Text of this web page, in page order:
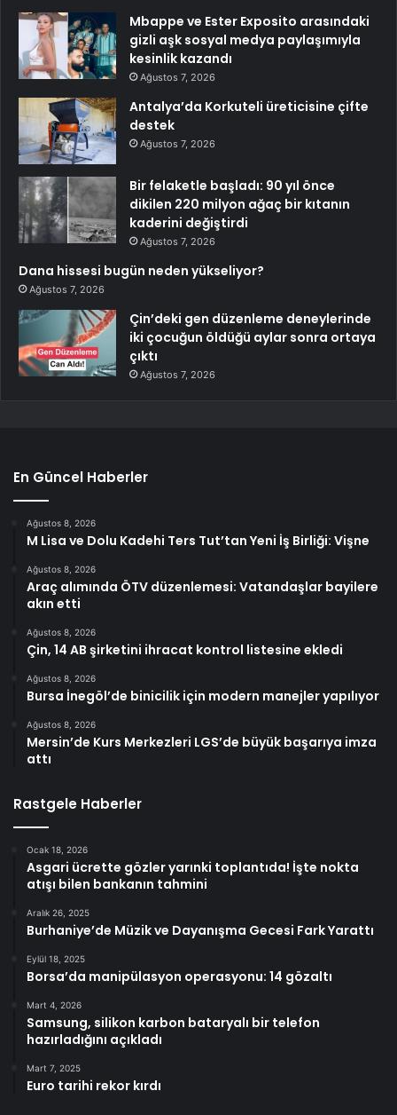
Mbappe ve Ester Exposito arasındaki
gizli aşk sosyal medya paylaşımıyla
kesinlik kazandı
Ağustos 7, 2026
Antalya’da Korkuteli üreticisine çifte
destek
Ağustos 7, 2026
Bir felaketle başladı: 90 yıl önce
dikilen 220 milyon ağaç bir kıtanın
kaderini değiştirdi
Ağustos 7, 2026
Dana hissesi bugün neden yükseliyor?
Ağustos 7, 2026
Çin’deki gen düzenleme deneylerinde
iki çocuğun öldüğü aylar sonra ortaya
çıktı
Ağustos 7, 2026
En Güncel Haberler
Ağustos 8, 2026
M Lisa ve Dolu Kadehi Ters Tut’tan Yeni İş Birliği: Vişne
Ağustos 8, 2026
Araç alımında ÖTV düzenlemesi: Vatandaşlar bayilere
akın etti
Ağustos 8, 2026
Çin, 14 AB şirketini ihracat kontrol listesine ekledi
Ağustos 8, 2026
Bursa İnegöl’de binicilik için modern manejler yapılıyor
Ağustos 8, 2026
Mersin’de Kurs Merkezleri LGS’de büyük başarıya imza
attı
Rastgele Haberler
Ocak 18, 2026
Asgari ücrette gözler yarınki toplantıda! İşte nokta
atışı bilen bankanın tahmini
Aralık 26, 2025
Burhaniye’de Müzik ve Dayanışma Gecesi Fark Yarattı
Eylül 18, 2025
Borsa’da manipülasyon operasyonu: 14 gözaltı
Mart 4, 2026
Samsung, silikon karbon bataryalı bir telefon
hazırladığını açıkladı
Mart 7, 2025
Euro tarihi rekor kırdı